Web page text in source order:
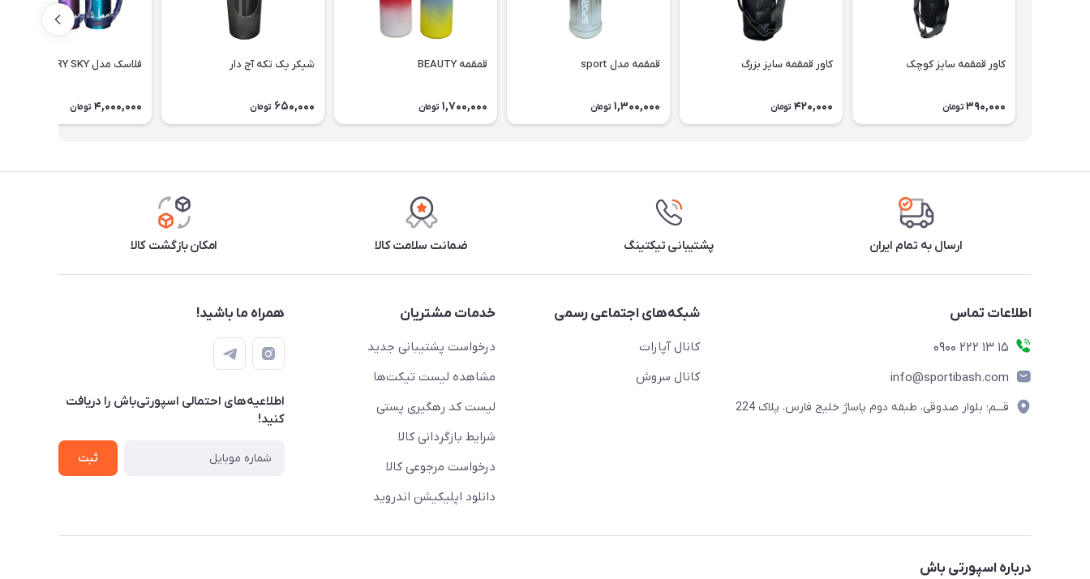
کاور قمقمه سایز کوچک
390,000 تومان
کاور قمقمه سایز بزرگ
420,000 تومان
قمقمه مدل sport
1,300,000 تومان
قمقمه BEAUTY
1,700,000 تومان
شیکر یک تکه آج دار
650,000 تومان
فلاسک مدل STARRY SKY
4,000,000 تومان
ارسال به تمام ایران پشتیبانی تیکتینگ ضمانت سلامت کالا امکان بازگشت کالا
اطلاعات تماس
15 13 222 0900
info@sportibash.com
قـــم؛ بلوار صدوقی، طبقه دوم پاساژ خلیج فارس، پلاک 224
شبکه‌های اجتماعی رسمی
کانال آپارات
کانال سروش
خدمات مشتریان
درخواست پشتیبانی جدید
مشاهده لیست تیکت‌ها
لیست کد رهگیری پستی
شرایط بازگردانی کالا
درخواست مرجوعی کالا
دانلود اپلیکیشن اندروید
همراه ما باشید!
اطلاعیه‌های احتمالی اسپورتی‌باش را دریافت
کنید!
ثبت
درباره اسپورتی باش